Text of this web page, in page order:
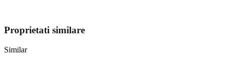
Proprietati similare
Similar